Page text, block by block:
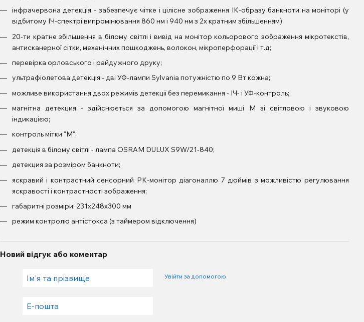
інфрачервона детекція - забезпечує чітке і цілісне зображення ІК-образу банкноти на моніторі (у
відбитому ІЧ-спектрі випромінювання 860 нм і 940 нм з 2х кратним збільшенням);
20-ти кратне збільшення в білому світлі і вивід на монітор кольорового зображення мікротекстів,
антисканерної сітки, механічних пошкоджень, волокон, мікроперфорації і т.д;
перевірка орловського і райдужного друку;
ультрафіолетова детекція - дві УФ-лампи Sylvania потужністю по 9 Вт кожна;
можливе використання двох режимів детекції без перемикання - ІЧ- і УФ-контроль;
магнітна детекция - здійснюється за допомогою магнітної миші М зі світловою і звуковою
індикацією;
контроль мітки "М";
детекція в білому світлі - лампа OSRAM DULUX S9W/21-840;
детекция за розміром банкноти;
яскравий і контрастний сенсорний РК-монітор діагоналлю 7 дюймів з можливістю регулювання
яскравості і контрастності зображення;
габаритні розміри: 231х248х300 мм
режим контролю антістокса (з таймером відключення)
Новий відгук або коментар
Увійти за допомогою